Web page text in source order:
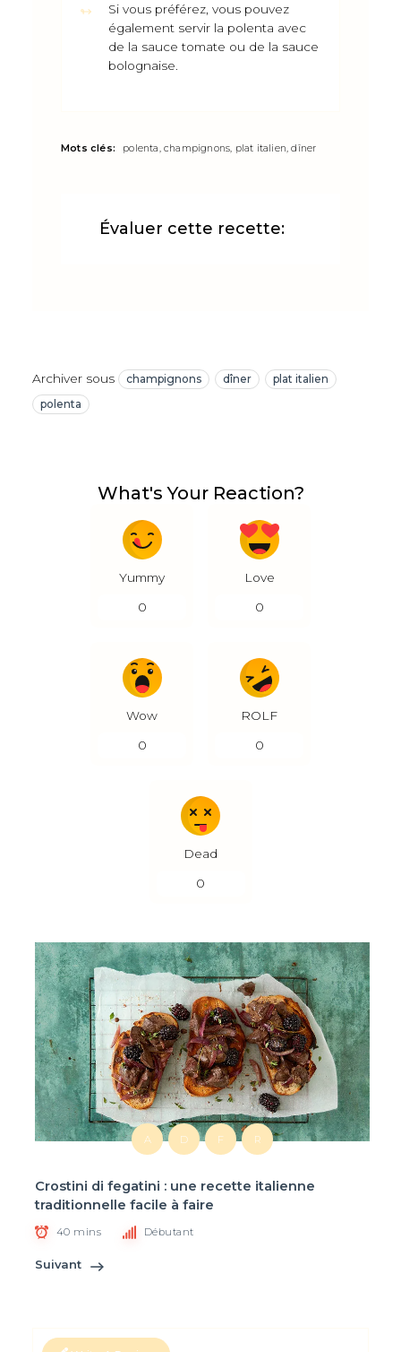
Si vous préférez, vous pouvez
également servir la polenta avec
de la sauce tomate ou de la sauce
bolognaise.
Mots clés: polenta, champignons, plat italien, dîner
Évaluer cette recette:
Archiver sous champignons dîner
plat italien
polenta
What's Your Reaction?
Yummy
0
Love
0
Wow
0
ROLF
0
Dead
0
A D F R
Crostini di fegatini : une recette italienne
traditionnelle facile à faire
40 mins Débutant
Suivant